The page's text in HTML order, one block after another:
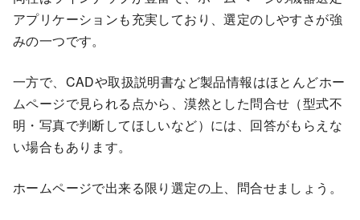
アプリケーションも充実しており、選定のしやすさが強
みの一つです。
一方で、CADや取扱説明書など製品情報はほとんどホー
ムページで見られる点から、漠然とした問合せ（型式不
明・写真で判断してほしいなど）には、回答がもらえな
い場合もあります。
ホームページで出来る限り選定の上、問合せましょう。